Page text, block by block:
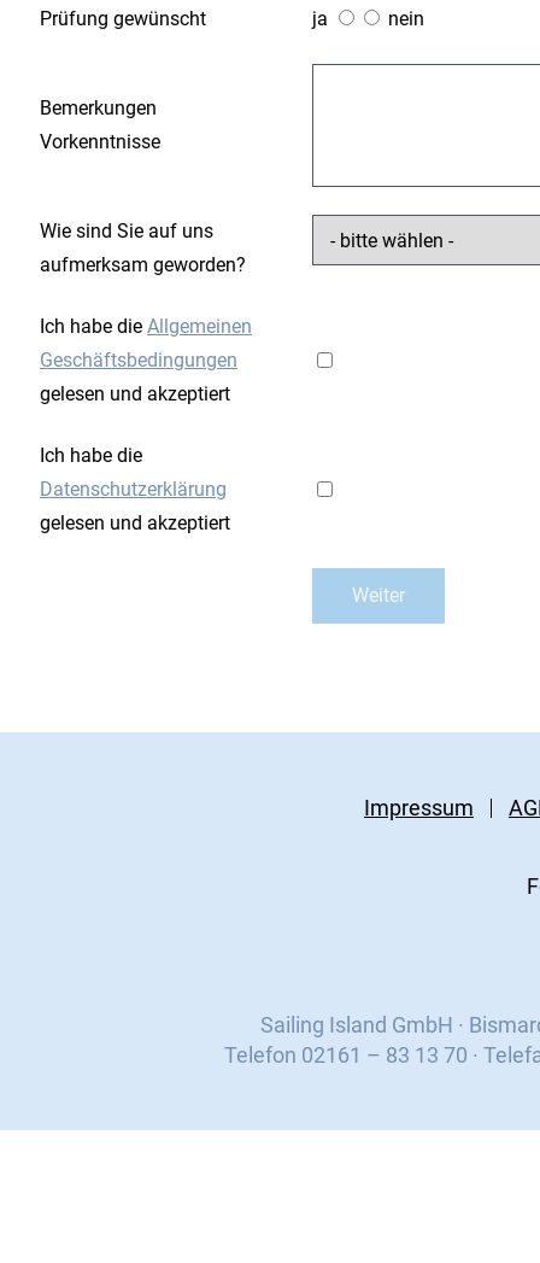
Prüfung gewünscht ja nein
Bemerkungen
Vorkenntnisse
Wie sind Sie auf uns
aufmerksam geworden?
Ich habe die Allgemeinen
Geschäftsbedingungen
gelesen und akzeptiert
Ich habe die
Datenschutzerklärung
gelesen und akzeptiert
Impressum
Sailing Island GmbH ·
Telefon 02161 – 83 13 70 ·